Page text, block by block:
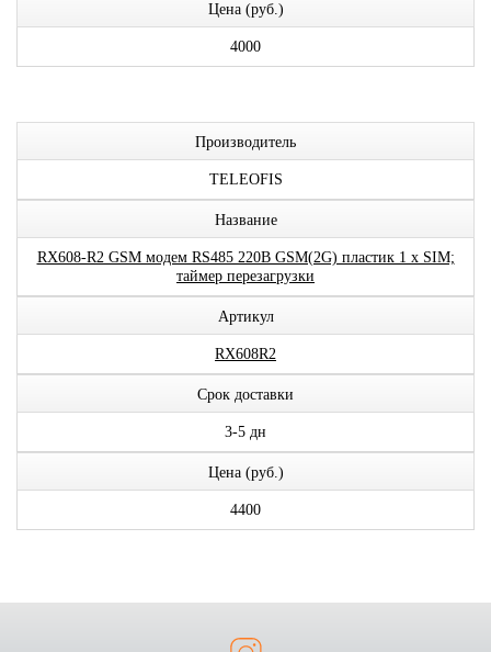
Цена (руб.)
4000
Производитель
TELEOFIS
Название
RX608-R2 GSM модем RS485 220В GSM(2G) пластик 1 x SIM;
таймер перезагрузки
Артикул
RX608R2
Срок доставки
3-5 дн
Цена (руб.)
4400